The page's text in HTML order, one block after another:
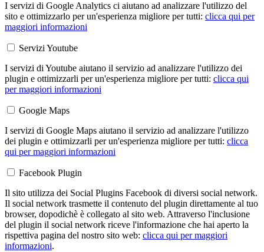
I servizi di Google Analytics ci aiutano ad analizzare l'utilizzo del
sito e ottimizzarlo per un'esperienza migliore per tutti: clicca qui per
maggiori informazioni
Servizi Youtube
I servizi di Youtube aiutano il servizio ad analizzare l'utilizzo dei
plugin e ottimizzarli per un'esperienza migliore per tutti: clicca qui
per maggiori informazioni
Google Maps
I servizi di Google Maps aiutano il servizio ad analizzare l'utilizzo
dei plugin e ottimizzarli per un'esperienza migliore per tutti: clicca
qui per maggiori informazioni
Facebook Plugin
Il sito utilizza dei Social Plugins Facebook di diversi social network.
Il social network trasmette il contenuto del plugin direttamente al tuo
browser, dopodichè è collegato al sito web. Attraverso l'inclusione
del plugin il social network riceve l'informazione che hai aperto la
rispettiva pagina del nostro sito web: clicca qui per maggiori
informazioni.